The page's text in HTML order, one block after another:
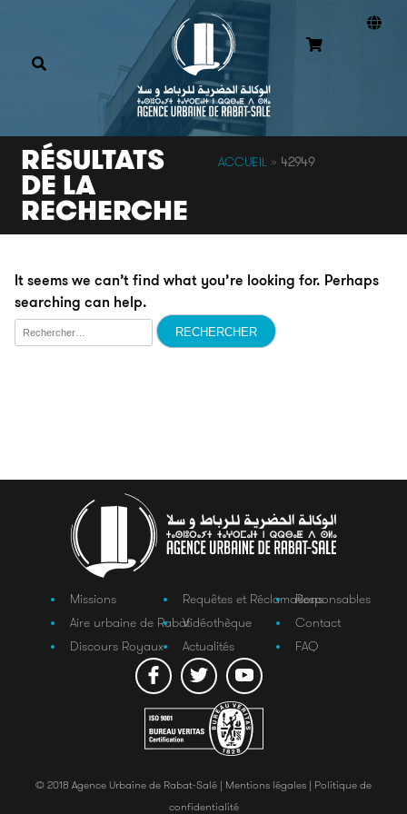
RÉSULTATS
DE LA
RECHERCHE
ACCUEIL » 42949
It seems we can’t find what you’re looking for. Perhaps
searching can help.
Rechercher :
Missions
Aire urbaine de Rabat
Discours Royaux
Requêtes et Réclamations
Vidéothèque
Actualités
Responsables
Contact
FAQ
© 2018 Agence Urbaine de Rabat-Salé | Mentions légales | Politique de
confidentialité